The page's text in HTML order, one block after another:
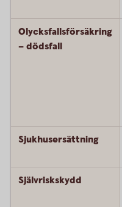
Olycksfallsförsäkring
– dödsfall
Sjukhusersättning
Självriskskydd